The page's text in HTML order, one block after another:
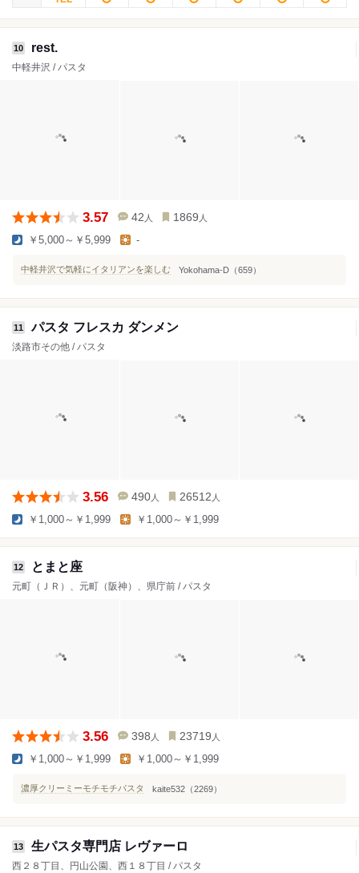
10 rest.
中軽井沢 / パスタ
3.57 42 人 1869 人
￥5,000～￥5,999 -
中軽井沢で気軽にイタリアンを楽しむ Yokohama-D（659）
11 パスタ フレスカ ダンメン
淡路市その他 / パスタ
3.56 490 人 26512 人
￥1,000～￥1,999 ￥1,000～￥1,999
12 とまと座
元町（ＪＲ）、元町（阪神）、県庁前 / パスタ
3.56 398 人 23719 人
￥1,000～￥1,999 ￥1,000～￥1,999
濃厚クリーミーモチモチパスタ kaite532（2269）
13 生パスタ専門店 レヴァーロ
西２８丁目、円山公園、西１８丁目 / パスタ